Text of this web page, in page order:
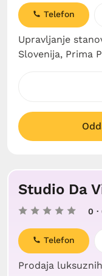
Upravljanje
Slovenija, Prima
Telefon
Studio Da
0
Prodaja
Telefon